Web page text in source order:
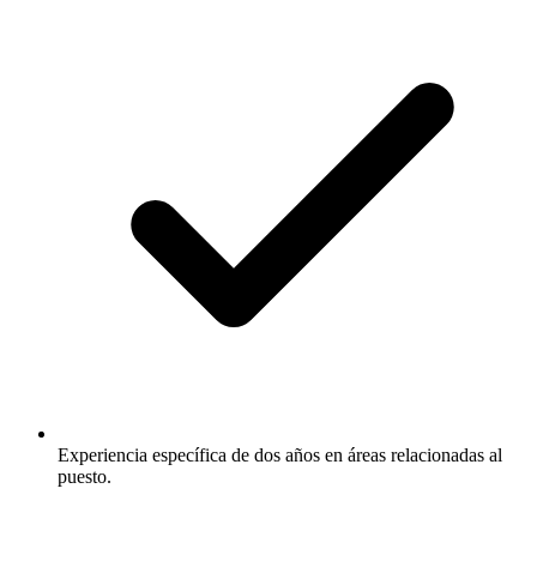
Experiencia específica de dos años en áreas relacionadas al
puesto.